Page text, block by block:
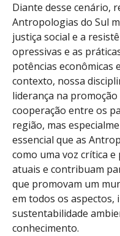
Diante desse cenário,
Antropologias do Sul
justiça social e a
opressivas e as
potências econômicas
contexto, nossa
liderança na
cooperação entre os
região, mas
essencial que as
como uma voz crítica
atuais e contribuam
que promovam um
em todos os aspectos,
sustentabilidade
conhecimento.